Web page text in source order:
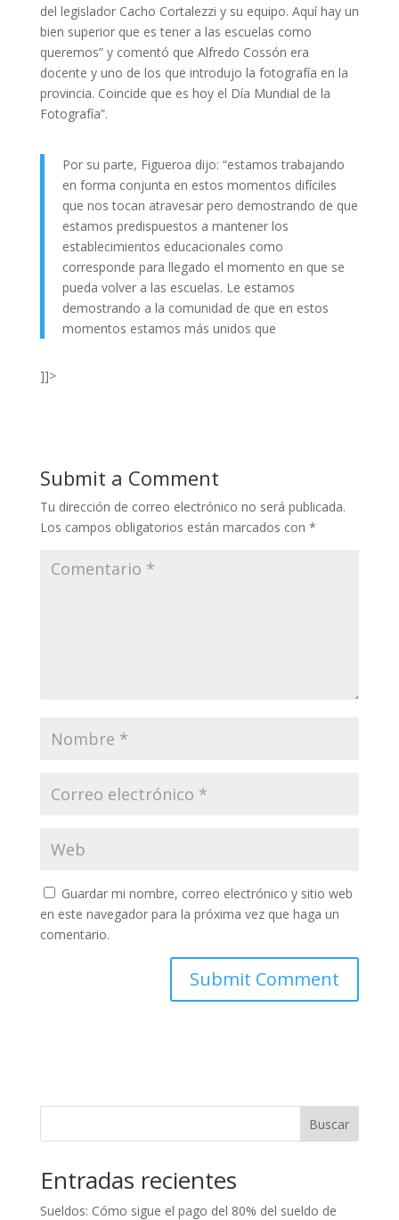
del legislador Cacho Cortalezzi y su equipo. Aquí hay un
bien superior que es tener a las escuelas como
queremos” y comentó que Alfredo Cossón era
docente y uno de los que introdujo la fotografía en la
provincia. Coincide que es hoy el Día Mundial de la
Fotografía”.
Por su parte, Figueroa dijo: “estamos trabajando
en forma conjunta en estos momentos difíciles
que nos tocan atravesar pero demostrando de que
estamos predispuestos a mantener los
establecimientos educacionales como
corresponde para llegado el momento en que se
pueda volver a las escuelas. Le estamos
demostrando a la comunidad de que en estos
momentos estamos más unidos que
]]>
Submit a Comment
Tu dirección de correo electrónico no será publicada.
Los campos obligatorios están marcados con *
Guardar mi nombre, correo electrónico y sitio web
en este navegador para la próxima vez que haga un
comentario.
Buscar
Entradas recientes
Sueldos: Cómo sigue el pago del 80% del sueldo de